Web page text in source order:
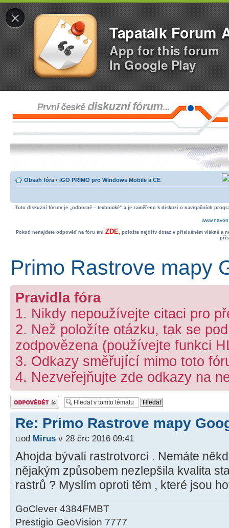
×
Tapatalk Forum
App for this forum
In Google Play
Obsah fóra ‹ iGO PRIMO pro Windows Mobile a CE
Toto diskuzní fórum je „odborně – technické“ a je zaměřeno k diskuzi o navigačních
Pokud nenajdete odpověď na fóru ani ZDE, položte nejdřív dotaz v příslušném vlákně a
Primo Rastrove mapy
Pravidla fóra
1. Nikdy nepoužívejte citaci pro
2. Než položíte otázku, tak se
zodpovězena (používejte funkci
3. Odkazy směřující mimo toto
4. Nezveřejňujte zde odkazy na
Odeslat odpověď
Re: Primo Rastrove mapy
od Mirus v 28 črc 2016 09:41
Ahojda bývalí rastrotvorci . Nemáte
nějakým způsobem nezlepšila kvalita
rastrů ? Myslím oproti těm , které jsou
GoClever 4384FMBT
Prestigio GeoVision 7777